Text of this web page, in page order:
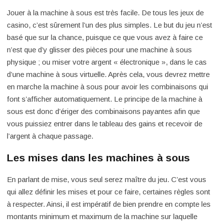
Jouer à la machine à sous est très facile. De tous les jeux de
casino, c’est sûrement l’un des plus simples. Le but du jeu n’est
basé que sur la chance, puisque ce que vous avez à faire ce
n’est que d’y glisser des pièces pour une machine à sous
physique ; ou miser votre argent « électronique », dans le cas
d’une machine à sous virtuelle. Après cela, vous devrez mettre
en marche la machine à sous pour avoir les combinaisons qui
font s’afficher automatiquement. Le principe de la machine à
sous est donc d’ériger des combinaisons payantes afin que
vous puissiez entrer dans le tableau des gains et recevoir de
l’argent à chaque passage.
Les mises dans les machines à sous
En parlant de mise, vous seul serez maître du jeu. C’est vous
qui allez définir les mises et pour ce faire, certaines règles sont
à respecter. Ainsi, il est impératif de bien prendre en compte les
montants minimum et maximum de la machine sur laquelle